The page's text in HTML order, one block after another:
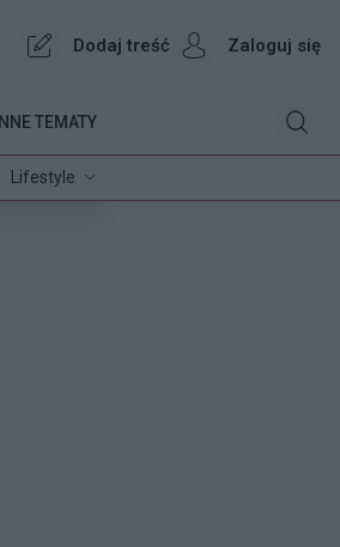
Dodaj treść Zaloguj się
Lifestyle
INNE TEMATY